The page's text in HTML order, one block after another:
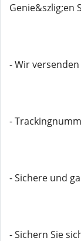
Genie&szlig;en
- Wir
-
- Sichere und
- Sichern Sie